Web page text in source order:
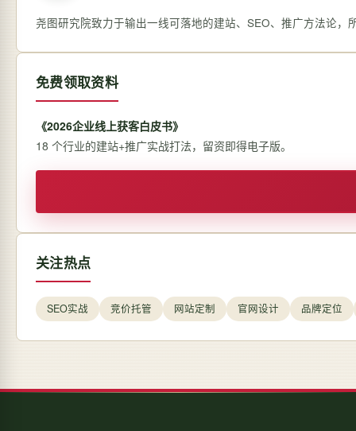
尧图研究院致力于输出一线可落地的建站、SEO、推广方法论，
免费领取资料
《2026企业线上获客白皮书》
18 个行业的建站+推广实战打法，留资即得电子版。
关注热点
SEO实战 竞价托管 网站定制 官网设计 品牌定位